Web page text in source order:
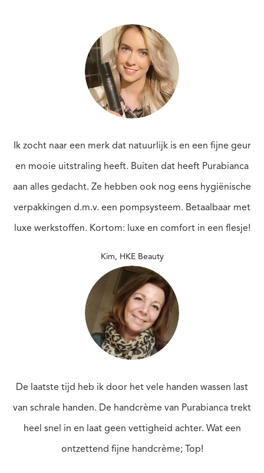
Ik zocht naar een merk dat natuurlijk is en een fijne geur
en mooie uitstraling heeft. Buiten dat heeft Purabianca
aan alles gedacht. Ze hebben ook nog eens hygiënische
verpakkingen d.m.v. een pompsysteem. Betaalbaar met
luxe werkstoffen. Kortom: luxe en comfort in een flesje!
Kim, HKE Beauty
De laatste tijd heb ik door het vele handen wassen last
van schrale handen. De handcrème van Purabianca trekt
heel snel in en laat geen vettigheid achter. Wat een
ontzettend fijne handcrème; Top!